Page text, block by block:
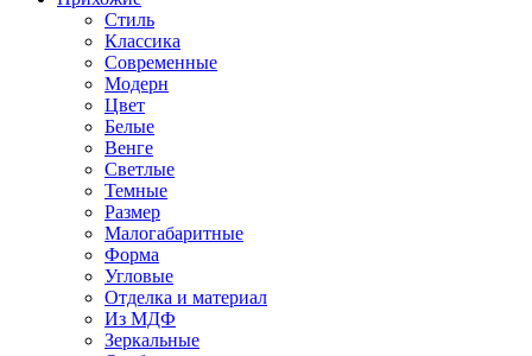
Стиль
Классика
Современные
Модерн
Цвет
Белые
Венге
Светлые
Темные
Размер
Малогабаритные
Форма
Угловые
Отделка и материал
Из МДФ
Зеркальные